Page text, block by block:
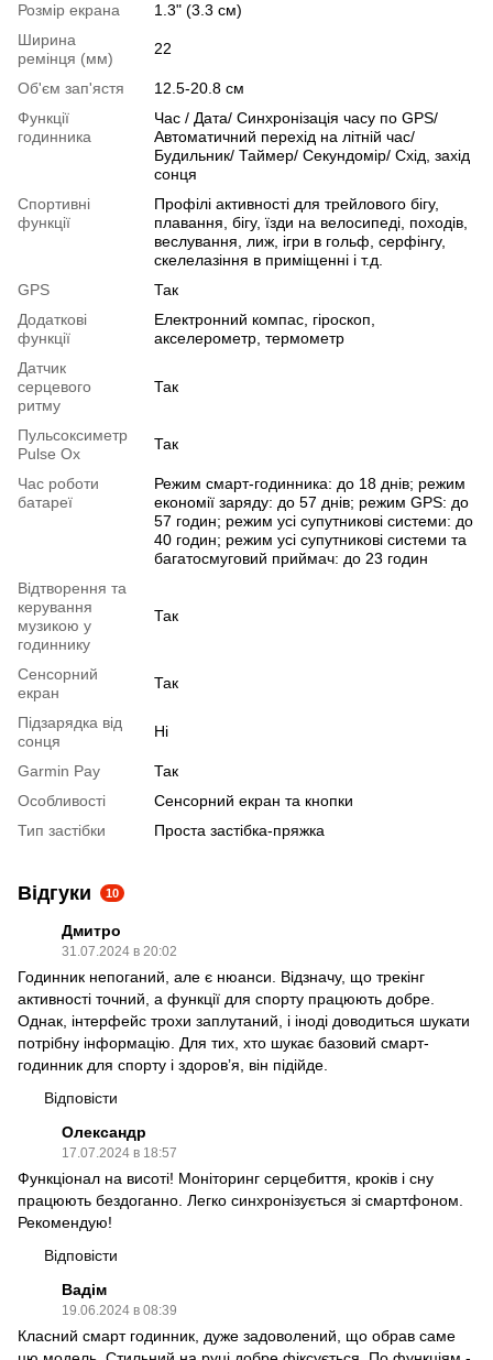
Розмір екрана
1.3" (3.3 см)
Ширина
ремінця (мм)
22
Об'єм зап'ястя
12.5-20.8 см
Функції
годинника
Час / Дата/ Синхронізація часу по GPS/
Автоматичний перехід на літній час/
Будильник/ Таймер/ Секундомір/ Схід, захід
сонця
Спортивні
функції
Профілі активності для трейлового бігу,
плавання, бігу, їзди на велосипеді, походів,
веслування, лиж, ігри в гольф, серфінгу,
скелелазіння в приміщенні і т.д.
GPS
Так
Додаткові
функції
Електронний компас, гіроскоп,
акселерометр, термометр
Датчик
серцевого
ритму
Так
Пульсоксиметр
Pulse Ox
Так
Час роботи
батареї
Режим смарт-годинника: до 18 днів; режим
економії заряду: до 57 днів; режим GPS: до
57 годин; режим усі супутникові системи: до
40 годин; режим усі супутникові системи та
багатосмуговий приймач: до 23 годин
Відтворення та
керування
музикою у
годиннику
Так
Сенсорний
екран
Так
Підзарядка від
сонця
Ні
Garmin Pay
Так
Особливості
Сенсорний екран та кнопки
Тип застібки
Проста застібка-пряжка
Відгуки 10
Дмитро
31.07.2024 в 20:02
Годинник непоганий, але є нюанси. Відзначу, що трекінг
активності точний, а функції для спорту працюють добре.
Однак, інтерфейс трохи заплутаний, і іноді доводиться шукати
потрібну інформацію. Для тих, хто шукає базовий смарт-
годинник для спорту і здоров’я, він підійде.
Відповісти
Олександр
17.07.2024 в 18:57
Функціонал на висоті! Моніторинг серцебиття, кроків і сну
працюють бездоганно. Легко синхронізується зі смартфоном.
Рекомендую!
Відповісти
Вадім
19.06.2024 в 08:39
Класний смарт годинник, дуже задоволений, що обрав саме